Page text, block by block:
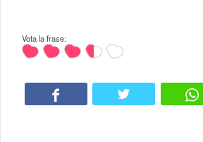
Vota la frase: